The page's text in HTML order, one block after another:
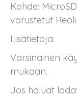
Kohde:
varustetut
Lisätietoja:
Varsinainen
mukaan.
Jos haluat